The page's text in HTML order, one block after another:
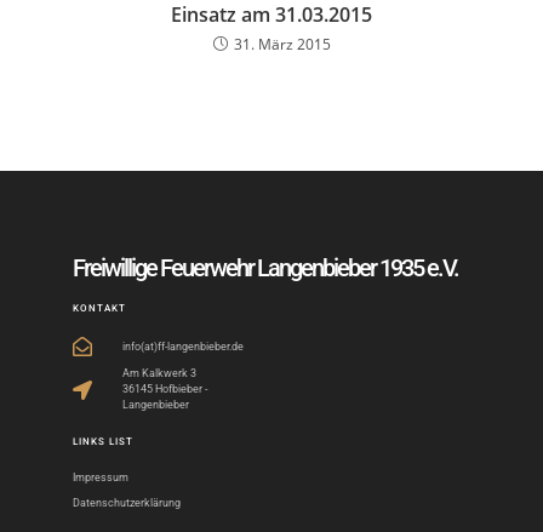
Einsatz am 31.03.2015
31. März 2015
Freiwillige Feuerwehr Langenbieber 1935 e.V.
KONTAKT
info(at)ff-langenbieber.de
Am Kalkwerk 3
36145 Hofbieber -
Langenbieber
LINKS LIST
Impressum
Datenschutzerklärung